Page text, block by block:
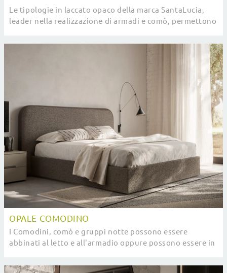
Le tipologie in laccato opaco della marca SantaLucia,
leader nella realizzazione di armadi e comò, permettono
OPALE COMODINO
I Comodini, comò e gruppi notte possono essere
abbinati al letto e all'armadio oppure possono essere in